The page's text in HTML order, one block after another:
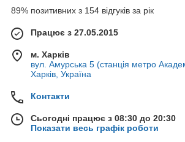
89% позитивних з 154 відгуків за рік
Працює з 27.05.2015
м. Харків
вул. Амурська 5 (станція метро
Харків, Україна
Контакти
Сьогодні працює з 08:30 до 20:30
Показати весь графік роботи